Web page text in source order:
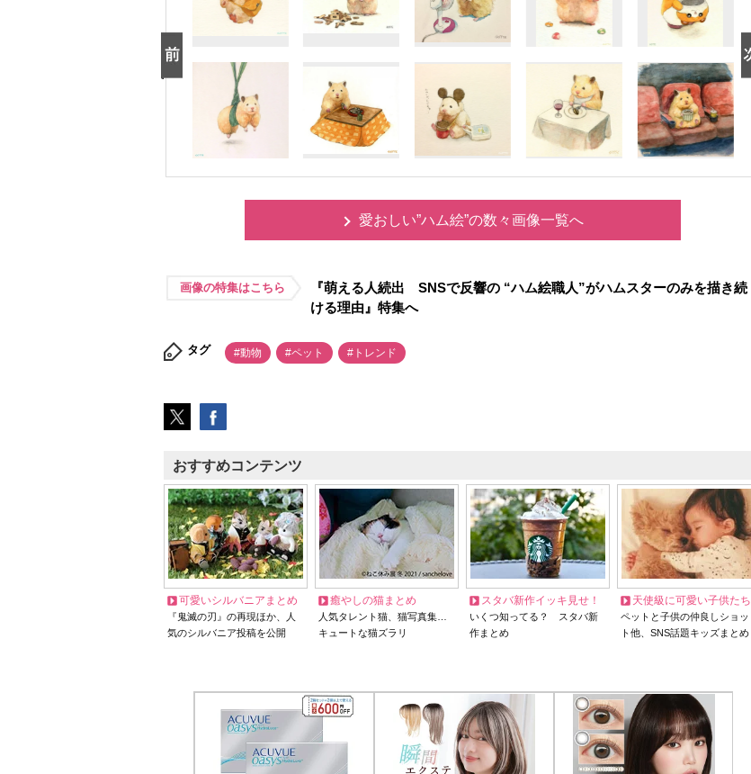
愛おしい”ハム絵”の数々画像一覧へ
画像の特集はこちら
『萌える人続出 SNSで反響の “ハム絵職人”がハムスターのみを描き続
ける理由』特集へ
タグ #動物 #ペット #トレンド
おすすめコンテンツ
可愛いシルバニアまとめ
『鬼滅の刃』の再現ほか、人
気のシルバニア投稿を公開
癒やしの猫まとめ
人気タレント猫、猫写真集…
キュートな猫ズラリ
スタバ新作イッキ見せ！
いくつ知ってる？ スタバ新
作まとめ
天使級に可愛い子供たち
ペットと子供の仲良しショッ
ト他、SNS話題キッズまとめ